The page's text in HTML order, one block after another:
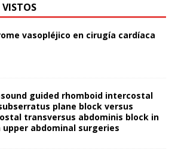
vasopléjico en cirugía cardíaca
guided rhomboid intercostal
plane block versus
transversus abdominis block in
upper abdominal surgeries